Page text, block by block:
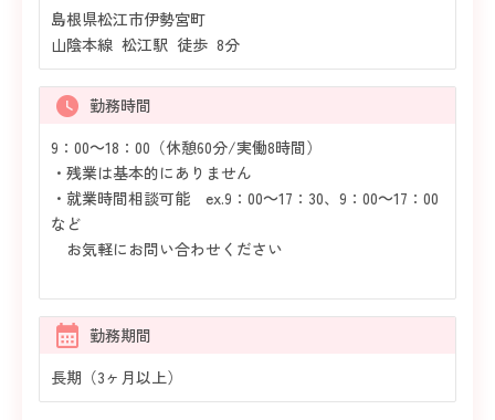
島根県松江市伊勢宮町
山陰本線 松江駅 徒歩 8分
勤務時間
9：00～18：00（休憩60分/実働8時間）
・残業は基本的にありません
・就業時間相談可能 ex.9：00～17：30、9：00～17：00
など
お気軽にお問い合わせください
勤務期間
長期（3ヶ月以上）